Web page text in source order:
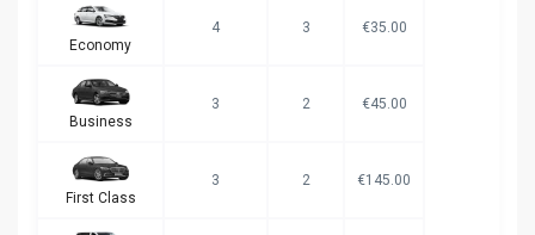
Economy
4 3 €35.00
Business
3 2 €45.00
First Class
3 2 €145.00